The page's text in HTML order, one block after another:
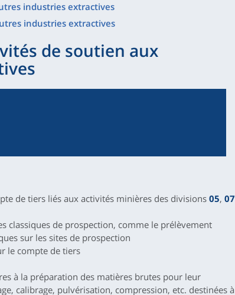
industries extractives
industries extractives
de soutien aux
de tiers liés aux activités minières des divisions05, 07
classiques de prospection, comme le prélèvement
sur les sites de prospection
le compte de tiers
à la préparation des matières brutes pour leur
calibrage, pulvérisation, compression, etc. destinées à